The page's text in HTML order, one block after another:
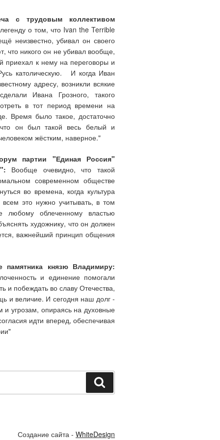
с трудовым коллективом
о том, что Ivan the Terrible
неизвестно, убивал он своего
что никого он не убивал вообще,
приехал к нему на переговоры и
католическую. И когда Иван
адресу, возникли всякие
Ивана Грозного, такого
в тот период времени на
Время было такое, достаточно
он был такой весь белый и
жёстким, наверное."
партии "Единая Россия"
Вообще очевидно, что такой
современном обществе
во времена, когда культура
это нужно учитывать, в том
любому облеченному властью
художнику, что он должен
важнейший принцип общения
князю Владимиру:
и единение помогали
и побеждать во славу Отечества,
и величие. И сегодня наш долг -
и угрозам, опираясь на духовные
идти вперед, обеспечивая
Создание сайта - WhiteDesign